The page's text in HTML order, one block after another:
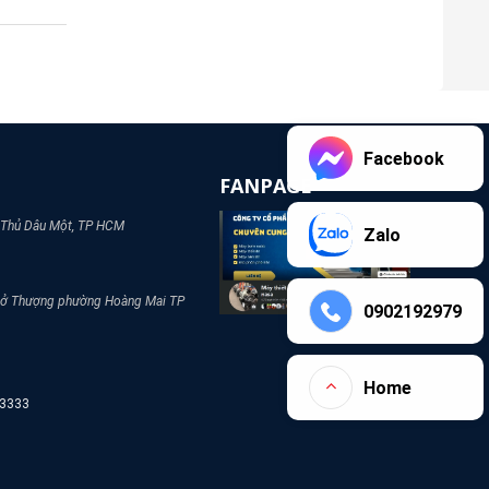
Dâu Một, TP HCM
Thượng phường Hoàng Mai TP
FANPAGE
Facebook
Zalo
0902192979
Home